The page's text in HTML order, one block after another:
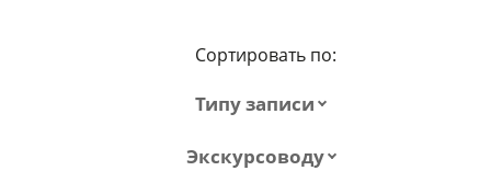
Сортировать по:
Типу записи
Экскурсоводу